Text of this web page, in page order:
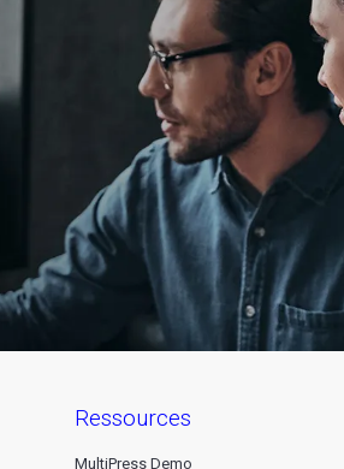
ressources
MultiPress Demo